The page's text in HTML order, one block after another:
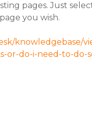
pages. Just
you wish.
knowledgebase/
or-do-i-need-to-